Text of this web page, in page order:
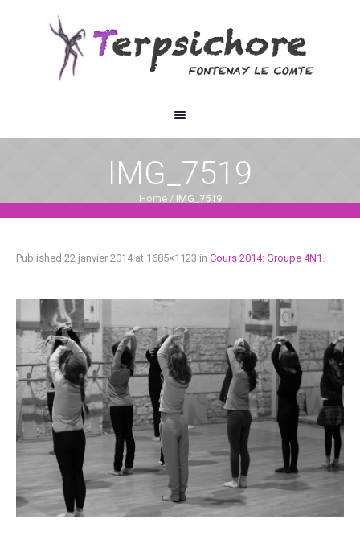
IMG_7519
Home / IMG_7519
Published 22 janvier 2014at 1685×1123 in Cours 2014: Groupe 4N1 .